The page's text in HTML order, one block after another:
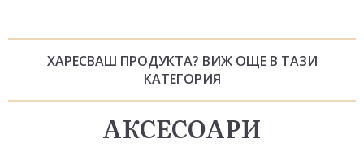
ХАРЕСВАШ ПРОДУКТА? ВИЖ ОЩЕ В ТАЗИ
КАТЕГОРИЯ
АКСЕСОАРИ